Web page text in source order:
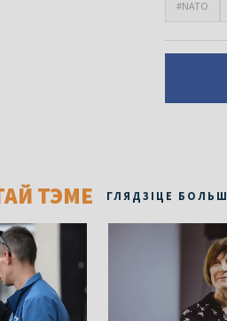
#NATO
ТЭМЕ ГЛЯДЗІЦЕ БОЛЬШ